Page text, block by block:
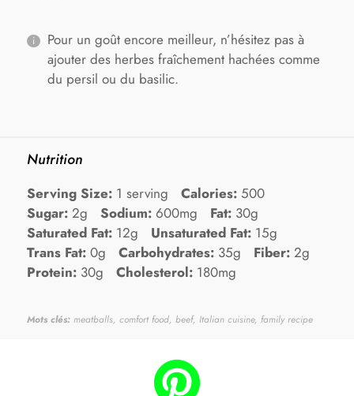
Pour un goût encore meilleur, n’hésitez pas à
ajouter des herbes fraîchement hachées comme
du persil ou du basilic.
Nutrition
Serving Size: 1 serving Calories: 500
Sugar: 2g Sodium: 600mg Fat: 30g
Saturated Fat: 12g Unsaturated Fat: 15g
Trans Fat: 0g Carbohydrates: 35g Fiber: 2g
Protein: 30g Cholesterol: 180mg
Mots clés: meatballs, comfort food, beef, Italian cuisine, family recipe